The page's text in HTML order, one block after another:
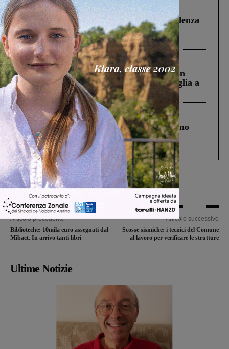
Figline Incisa Valdarno 1 Agosto 2026
Piscina di Figline finanziata oltre la scadenza
Pnrr, il gruppo di Fratelli d’Italia: “Un
ringraziamento al Governo”
Cronaca 3 Agosto 2026
Scomparso da una struttura di Castiglion
Fiorentino l’uomo che aveva ucciso la figlia a
Levane nel 2020
Cronaca 4 Agosto 2026
Un anno fa la strage in A1 in cui morirono
Gianni, Giulia e Franco. Lo schianto, il
processo, lo stop ai sorpassi fra tir....
Articolo precedente
Biblioteche: 10mila euro assegnati dal
Mibact. In arrivo tanti libri
Articolo successivo
Scosse sismiche: i tecnici del Comune
al lavoro per verificare le strutture
Ultime Notizie